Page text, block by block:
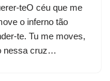
teO céu que me
o inferno tão
te. Tu me moves,
nessa cruz…